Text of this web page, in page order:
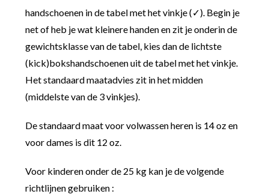
handschoenen in de tabel met het vinkje (✓). Begin je
net of heb je wat kleinere handen en zit je onderin de
gewichtsklasse van de tabel, kies dan de lichtste
(kick)bokshandschoenen uit de tabel met het vinkje.
Het standaard maatadvies zit in het midden
(middelste van de 3 vinkjes).
De standaard maat voor volwassen heren is 14 oz en
voor dames is dit 12 oz.
Voor kinderen onder de 25 kg kan je de volgende
richtlijnen gebruiken :